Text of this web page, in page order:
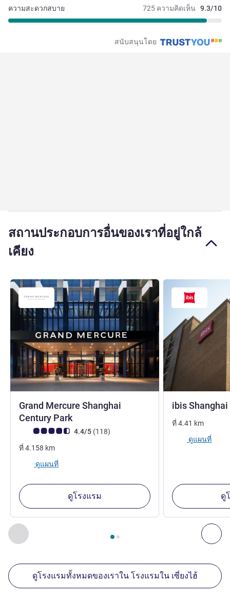
725 ความคิดเห็น 9.3/10
ความสะดวกสบาย
สนับสนุนโดย
สถานประกอบการอื่นของเราที่อยู่ใกล้
เคียง
ก่อนหน้า - สถานประกอบการอื่นของเราที่อยู่ใกล้เคียง ถั
หน้า1 , สถานประกอบการอื่นของเราที่อยู่ใกล้เคียง 1 :,
Grand Mercure Shanghai
Century Park
คะแนนความคิดเห็นจากแขก (เรทติ้งบน ALL)
4.4/5 (118รีวิว รายการ
)
ที่4.158 km
ดูแผนที่
ดูโรงแรม
ibis
ที่4.41 km
ดูแผนที่
ดู
ดูโรงแรมทั้งหมดของเราใน โรงแรมใน เซี่ยงไฮ้